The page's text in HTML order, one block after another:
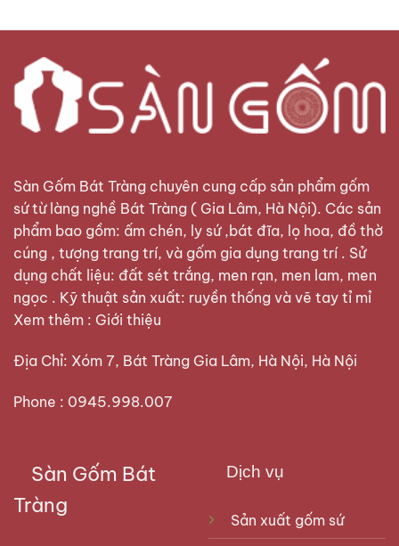
Sàn Gốm Bát Tràng chuyên cung cấp sản phẩm gốm
sứ từ làng nghề Bát Tràng ( Gia Lâm, Hà Nội). Các sản
phẩm bao gồm: ấm chén, ly sứ ,bát đĩa, lọ hoa, đồ thờ
cúng , tượng trang trí, và gốm gia dụng trang trí . Sử
dụng chất liệu: đất sét trắng, men rạn, men lam, men
ngọc . Kỹ thuật sản xuất: ruyền thống và vẽ tay tỉ mỉ
Xem thêm : Giới thiệu
Địa Chỉ: Xóm 7, Bát Tràng Gia Lâm, Hà Nội, Hà Nội
Phone : 0945.998.007
Sàn Gốm Bát
Tràng
Dịch vụ
Sản xuất gốm sứ